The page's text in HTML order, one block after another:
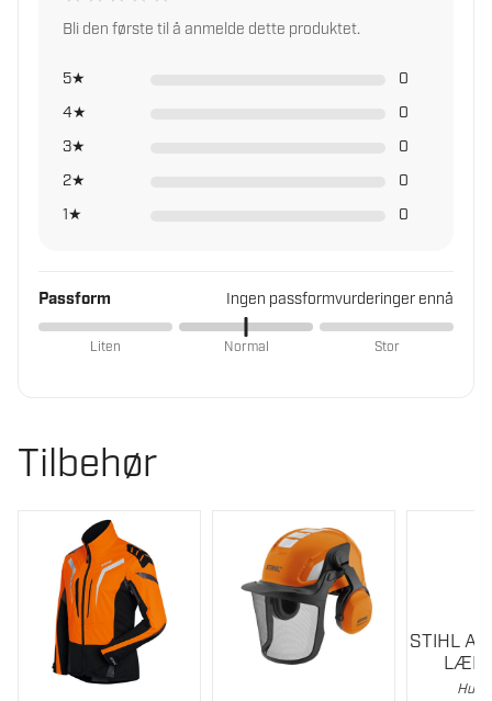
Bli den første til å anmelde dette produktet.
5★
0
4★
0
3★
0
2★
0
1★
0
Passform Ingen passformvurderinger ennå
Liten Normal Stor
Tilbehør
STIHL